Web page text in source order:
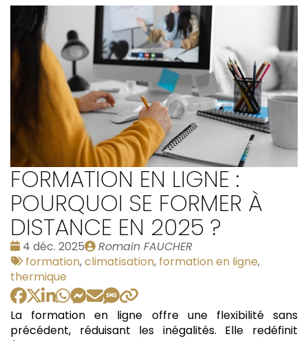
FORMATION EN LIGNE :
POURQUOI SE FORMER À
DISTANCE EN 2025 ?
Date
:
4 déc. 2025
Publié
par
Romain FAUCHER
Tags
:
formation,climatisation, formation en ligne,
thermique
La formation en ligne offre une flexibilité sans
précédent, réduisant les inégalités. Elle redéfinit